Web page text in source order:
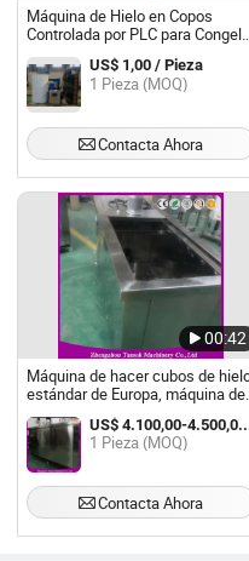
Máquina de Hielo en Copos
Controlada por PLC para
y Exhibir Pescado 200kgs
US$ 1,00 / Pieza
1 Pieza (MOQ)
Contacta Ahora
00:42
Máquina de hacer cubos de
estándar de Europa, máquina de
hielo en bloque
US$ 4.100,00-
1 Pieza (MOQ)
Contacta Ahora